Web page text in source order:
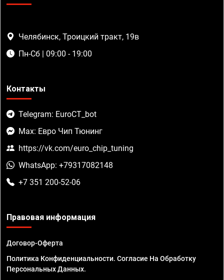
Челябинск, Троицкий тракт, 19в
Пн-Сб | 09:00 - 19:00
Контакты
Telegram: EuroCT_bot
Max: Евро Чип Тюнинг
https://vk.com/euro_chip_tuning
WhatsApp: +79317082148
+7 351 200-52-06
Правовая информация
Договор-Оферта
Политика Конфиденциальности. Согласие На Обработку
Персональных Данных.